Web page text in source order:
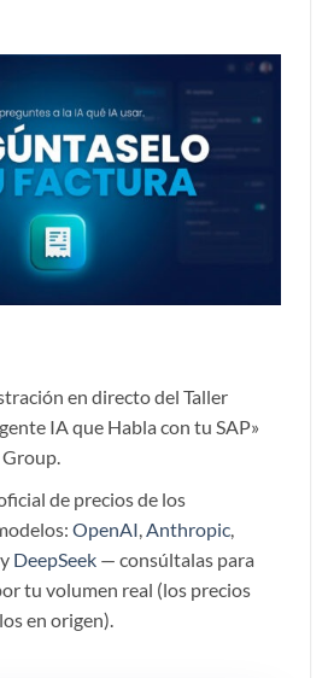
en directo del Taller
IA que Habla con tu SAP»
de precios de los
OpenAI,Anthropic,
y DeepSeek— consúltalas para
tu volumen real (los precios
en origen).